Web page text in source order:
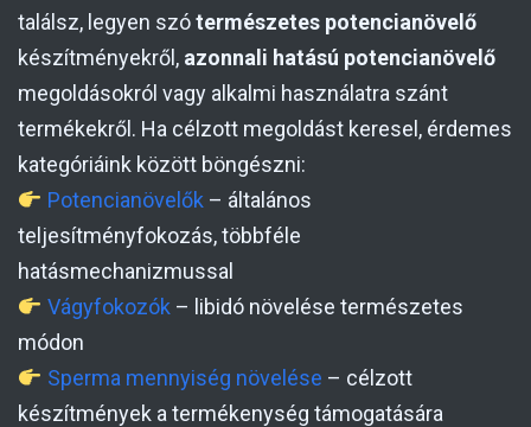
találsz, legyen szótermészetes potencianövelő
készítményekről, azonnali hatású potencianövelő
megoldásokról vagy alkalmi használatra szánt
termékekről. Ha célzott megoldást keresel, érdemes
kategóriáink között böngészni:
Potencianövelők – általános
teljesítményfokozás, többféle
hatásmechanizmussal
Vágyfokozók – libidó növelése természetes
módon
Sperma mennyiség növelése – célzott
készítmények a termékenység támogatására